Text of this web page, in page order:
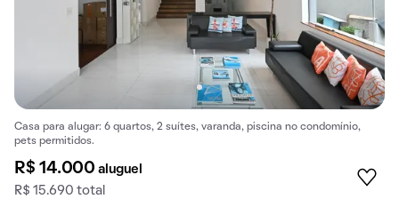
Casa para alugar: 6 quartos, 2 suítes, varanda, piscina no condomínio,
pets permitidos.
R$ 14.000aluguel
R$ 15.690 total